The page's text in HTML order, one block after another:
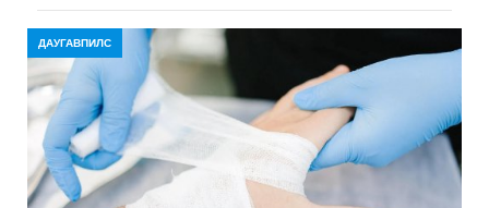
ДАУГАВПИЛС